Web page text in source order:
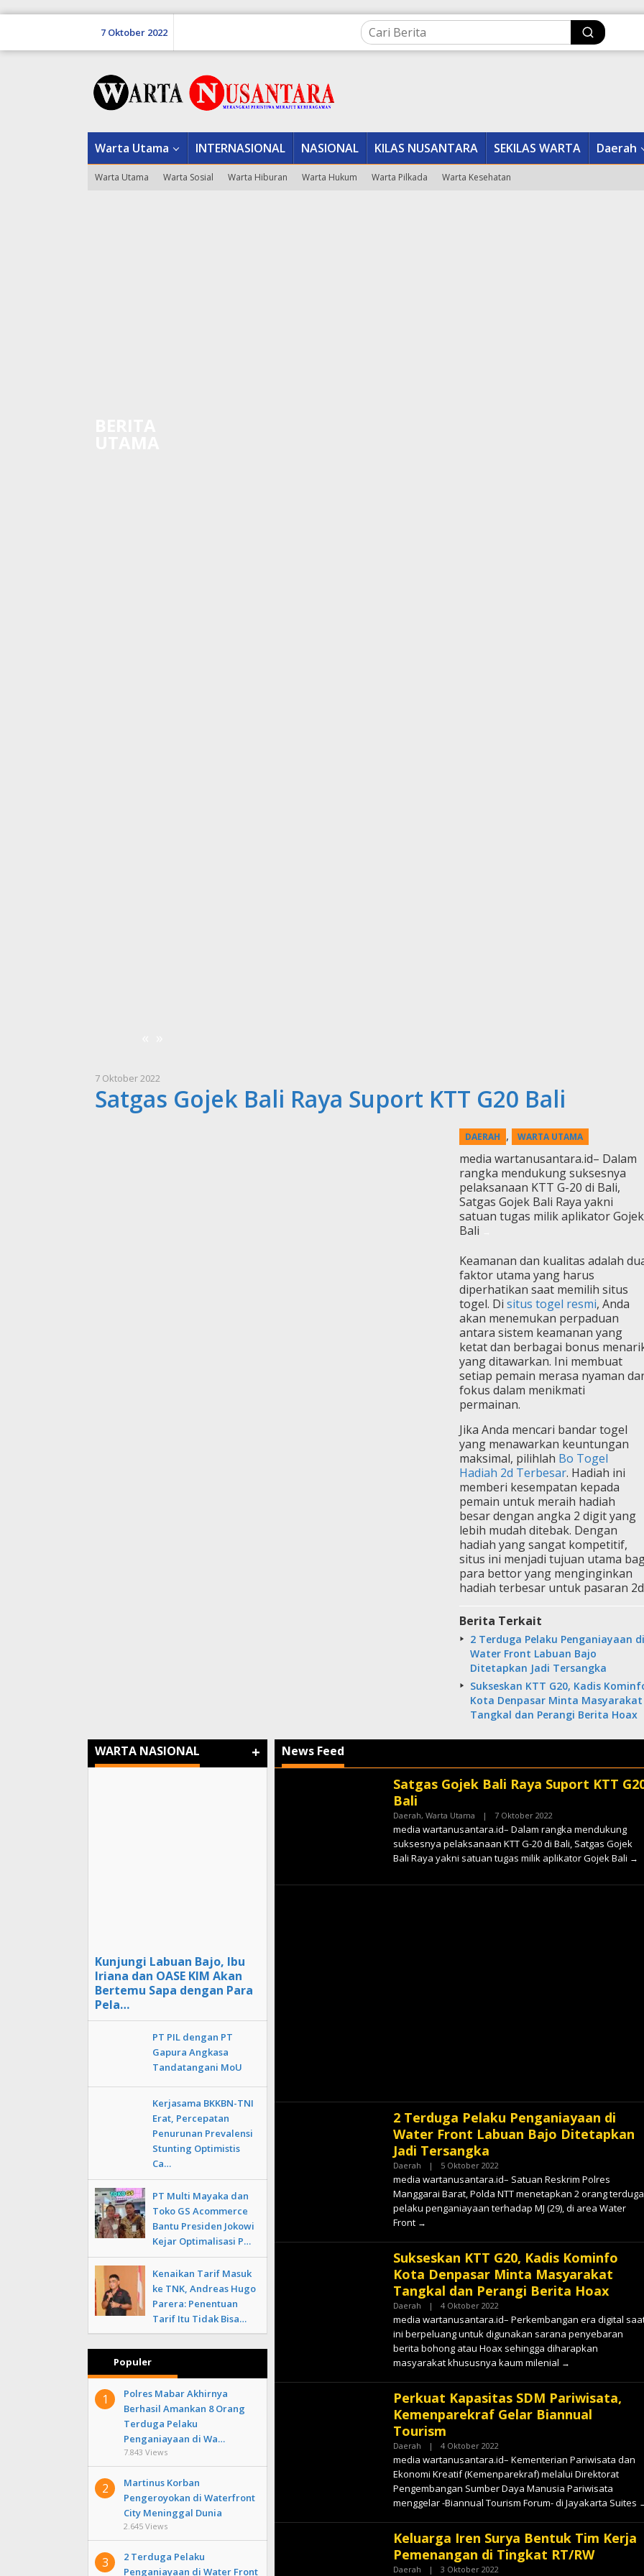
7 Oktober 2022
Warta Utama INTERNASIONAL NASIONAL KILAS NUSANTARA SEKILAS WARTA Daerah
Warta Utama Warta Sosial Warta Hiburan Warta Hukum Warta Pilkada Warta Kesehatan
7 Oktober 2022
Satgas Gojek Bali Raya Suport KTT G20 Bali
DAERAH , WARTA UTAMA
media wartanusantara.id– Dalam
rangka mendukung suksesnya
pelaksanaan KTT G-20 di Bali,
Satgas Gojek Bali Raya yakni
satuan tugas milik aplikator Gojek
Bali
Keamanan dan kualitas adalah
faktor utama yang harus
diperhatikan saat memilih situs
togel. Di situs togel resmi, Anda
akan menemukan perpaduan
antara sistem keamanan yang
ketat dan berbagai bonus
yang ditawarkan. Ini membuat
setiap pemain merasa nyaman
fokus dalam menikmati
permainan.
Jika Anda mencari bandar togel
yang menawarkan keuntungan
maksimal, pilihlah Bo Togel
Hadiah 2d Terbesar. Hadiah ini
memberi kesempatan kepada
pemain untuk meraih hadiah
besar dengan angka 2 digit yang
lebih mudah ditebak. Dengan
hadiah yang sangat kompetitif,
situs ini menjadi tujuan utama
para bettor yang menginginkan
hadiah terbesar untuk pasaran
Berita Terkait
2 Terduga Pelaku Penganiayaan di
Water Front Labuan Bajo
Ditetapkan Jadi Tersangka
Sukseskan KTT G20, Kadis
Kota Denpasar Minta Masyarakat
Tangkal dan Perangi Berita Hoax
WARTA NASIONAL +
Kunjungi Labuan Bajo, Ibu
Iriana dan OASE KIM Akan
Bertemu Sapa dengan Para
Pela…
PT PIL dengan PT
Gapura Angkasa
Tandatangani MoU
Kerjasama BKKBN-TNI
Erat, Percepatan
Penurunan Prevalensi
Stunting Optimistis
Ca…
PT Multi Mayaka dan
Toko GS Acommerce
Bantu Presiden Jokowi
Kejar Optimalisasi P…
Kenaikan Tarif Masuk
ke TNK, Andreas Hugo
Parera: Penentuan
Tarif Itu Tidak Bisa…
Populer
1
Polres Mabar Akhirnya
Berhasil Amankan 8 Orang
Terduga Pelaku
Penganiayaan di Wa…
7.843 Views
2
Martinus Korban
Pengeroyokan di Waterfront
City Meninggal Dunia
2.645 Views
3
2 Terduga Pelaku
Penganiayaan di Water Front
News Feed
Satgas Gojek Bali Raya Suport KTT
Bali
Daerah, Warta Utama | 7 Oktober 2022
media wartanusantara.id– Dalam rangka mendukung
suksesnya pelaksanaan KTT G-20 di Bali, Satgas Gojek
Bali Raya yakni satuan tugas milik aplikator Gojek Bali
2 Terduga Pelaku Penganiayaan di
Water Front Labuan Bajo Ditetapkan
Jadi Tersangka
Daerah | 5 Oktober 2022
✓
media wartanusantara.id– Satuan Reskrim Polres
Manggarai Barat, Polda NTT menetapkan 2 orang terduga
pelaku penganiayaan terhadap MJ (29), di area Water
Front
Sukseskan KTT G20, Kadis Kominfo
Kota Denpasar Minta Masyarakat
Tangkal dan Perangi Berita Hoax
Daerah | 4 Oktober 2022
✓
media wartanusantara.id– Perkembangan era digital
ini berpeluang untuk digunakan sarana penyebaran
berita bohong atau Hoax sehingga diharapkan
masyarakat khususnya kaum milenial
Perkuat Kapasitas SDM Pariwisata,
Kemenparekraf Gelar Biannual
Tourism
Daerah | 4 Oktober 2022
✓
media wartanusantara.id– Kementerian Pariwisata dan
Ekonomi Kreatif (Kemenparekraf) melalui Direktorat
Pengembangan Sumber Daya Manusia Pariwisata
menggelar -Biannual Tourism Forum- di Jayakarta Suites
Keluarga Iren Surya Bentuk Tim Kerja
Pemenangan di Tingkat RT/RW
Daerah | 3 Oktober 2022